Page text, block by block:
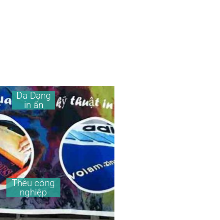
Đa Dạng
in ấn
Thêu công
nghiệp